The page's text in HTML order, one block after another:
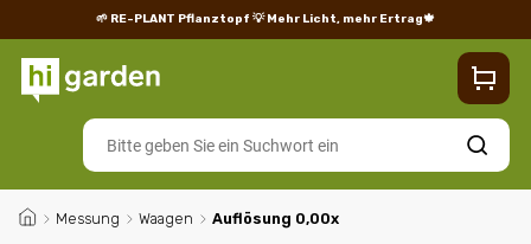
🌱 RE-PLANT Pflanztopf 💡 Mehr Licht, mehr Ertrag🍁
Suchen
/ Messung / Waagen / Auflösung 0,00x